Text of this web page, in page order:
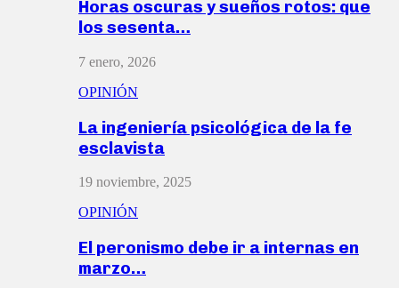
Horas oscuras y sueños rotos: que
los sesenta…
7 enero, 2026
OPINIÓN
La ingeniería psicológica de la fe
esclavista
19 noviembre, 2025
OPINIÓN
El peronismo debe ir a internas en
marzo…